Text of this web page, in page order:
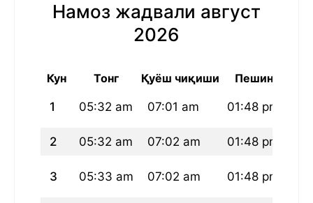
Намоз жадвали август
2026
Кун Тонг Қуёш чиқиши Пешин
1 05:32 am 07:01 am 01:48 pm
2 05:32 am 07:02 am 01:48 pm
3 05:33 am 07:02 am 01:48 pm